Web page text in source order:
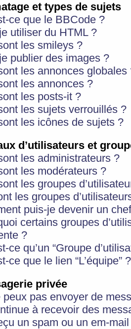
et types de sujets
ce que le BBCode ?
utiliser du HTML ?
les smileys ?
publier des images ?
les annonces globales
les annonces ?
les posts-it ?
les sujets verrouillés ?
les icônes de sujets ?
d’utilisateurs et
les administrateurs ?
les modérateurs ?
les groupes
les groupes
puis-je devenir un
certains groupes
?
ce qu’un “Groupe
ce que le lien “L’équipe” ?
privée
peux pas envoyer de
à recevoir des
un spam ou un em-